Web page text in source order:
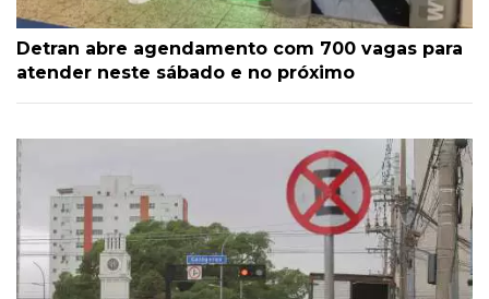
Detran abre agendamento com 700 vagas para
atender neste sábado e no próximo